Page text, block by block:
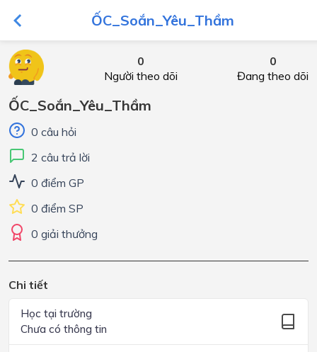
ỐC_Soắn_Yêu_Thầm
0
Người theo dõi
0
Đang theo dõi
ỐC_Soắn_Yêu_Thầm
0 câu hỏi
2 câu trả lời
0 điểm GP
0 điểm SP
0 giải thưởng
Chi tiết
Học tại trường
Chưa có thông tin